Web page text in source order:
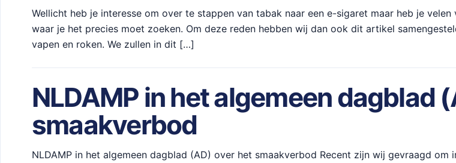
Wellicht heb je interesse om over te stappen van tabak naar een e-sigaret maar heb je
waar je het precies moet zoeken. Om deze reden hebben wij dan ook dit artikel
vapen en roken. We zullen in dit […]
NLDAMP in het algemeen dagblad
smaakverbod
NLDAMP in het algemeen dagblad (AD) over het smaakverbod Recent zijn wij gevraagd